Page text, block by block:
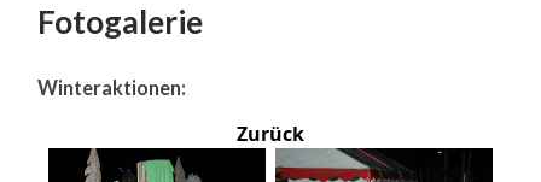
Fotogalerie
Winteraktionen:
Zurück